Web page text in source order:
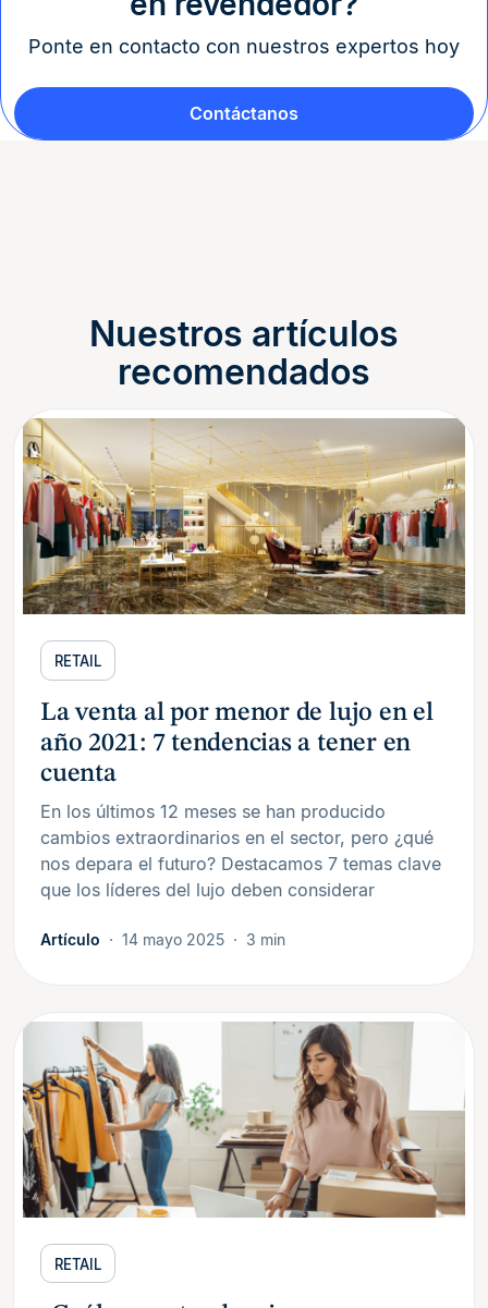
Ponte en contacto con nuestros expertos hoy
Contáctanos
Nuestros artículos
recomendados
RETAIL
La venta al por menor de lujo en el
año 2021: 7 tendencias a tener en
cuenta
En los últimos 12 meses se han producido
cambios extraordinarios en el sector, pero ¿qué
nos depara el futuro? Destacamos 7 temas clave
que los líderes del lujo deben considerar
Artículo 14 mayo 2025 3 min
RETAIL